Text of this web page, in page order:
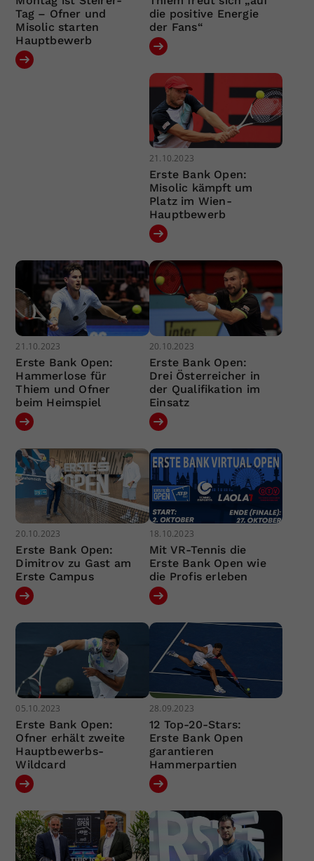
Tag – Ofner und
Misolic starten
Hauptbewerb
die positive Energie
der Fans“
21.10.2023
Erste Bank Open:
Misolic kämpft um
Platz im Wien-
Hauptbewerb
21.10.2023
Erste Bank Open:
Hammerlose für
Thiem und Ofner
beim Heimspiel
20.10.2023
Erste Bank Open:
Drei Österreicher in
der Qualifikation im
Einsatz
20.10.2023
Erste Bank Open:
Dimitrov zu Gast am
Erste Campus
18.10.2023
Mit VR-Tennis die
Erste Bank Open wie
die Profis erleben
05.10.2023
Erste Bank Open:
Ofner erhält zweite
Hauptbewerbs-
Wildcard
28.09.2023
12 Top-20-Stars:
Erste Bank Open
garantieren
Hammerpartien